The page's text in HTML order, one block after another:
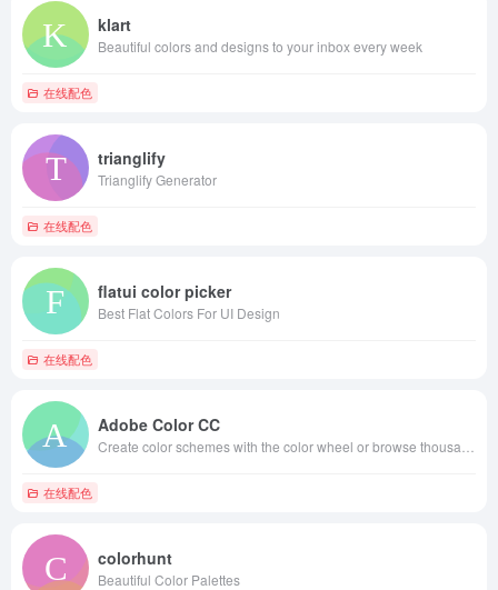
klart
Beautiful colors and designs to your inbox every week
在线配色
trianglify
Trianglify Generator
在线配色
flatui color picker
Best Flat Colors For UI Design
在线配色
Adobe Color CC
在线配色
colorhunt
Beautiful Color Palettes